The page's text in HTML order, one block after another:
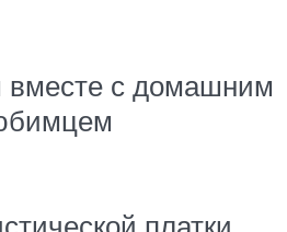
вместе с домашним